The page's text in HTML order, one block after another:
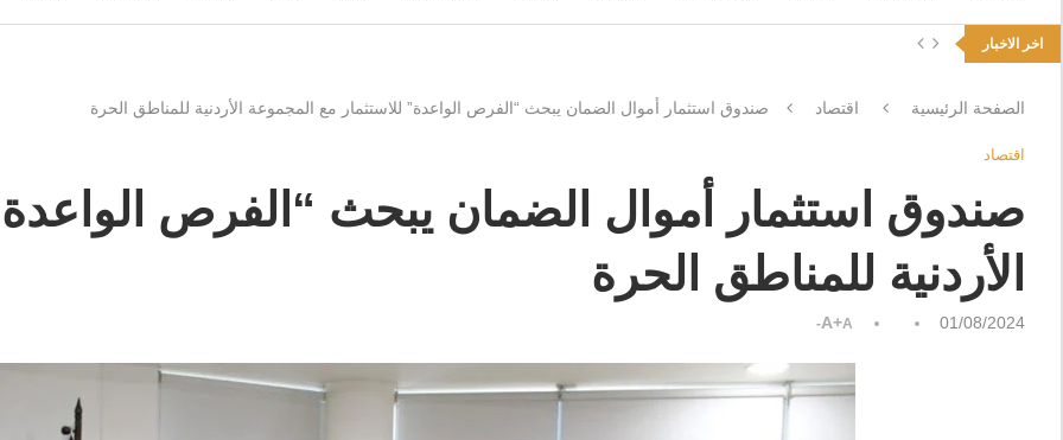
اخر الاخبار
الصفحة الرئيسية اقتصاد صندوق استثمار أموال الضمان يبحث “الفرص الواعدة” للاستثمار مع المجموعة الأردنية للمناطق الحرة
اقتصاد
صندوق استثمار أموال الضمان يبحث “الفرص
الأردنية للمناطق الحرة
01/08/2024
A+A-